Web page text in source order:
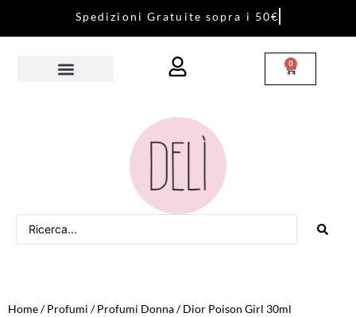
Sped izi on i Gratu ite sopra i 50€
0
Home/Profumi /Profumi Donna/ Dior Poison Girl 30ml